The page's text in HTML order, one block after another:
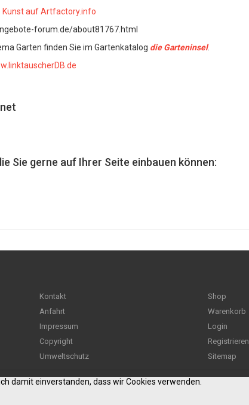
Kunst auf Artfactory.info
forum.de/about81767.html
Garten finden Sie im Gartenkatalog die Garteninsel.
Sie gerne auf Ihrer Seite einbauen können:
Kontakt
Anfahrt
Impressum
Copyright
Umweltschutz
Shop
Warenkorb
Login
Registrieren
Sitemap
damit einverstanden, dass wir Cookies verwenden.